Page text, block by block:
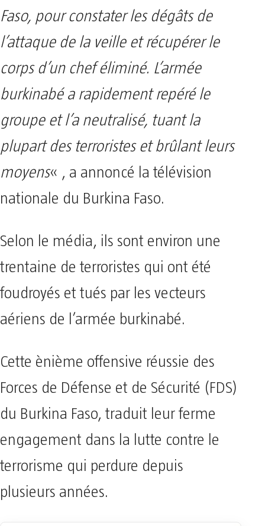
Faso, pour constater les dégâts de
l’attaque de la veille et récupérer le
corps d’un chef éliminé. L’armée
burkinabé a rapidement repéré le
groupe et l’a neutralisé, tuant la
plupart des terroristes et brûlant leurs
moyens« , a annoncé la télévision
nationale du Burkina Faso.
Selon le média, ils sont environ une
trentaine de terroristes qui ont été
foudroyés et tués par les vecteurs
aériens de l’armée burkinabé.
Cette ènième offensive réussie des
Forces de Défense et de Sécurité (FDS)
du Burkina Faso, traduit leur ferme
engagement dans la lutte contre le
terrorisme qui perdure depuis
plusieurs années.